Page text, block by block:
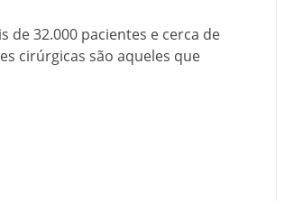
de 32.000 pacientes e cerca de
cirúrgicas são aqueles que